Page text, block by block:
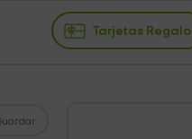
Tarjetas Regalo